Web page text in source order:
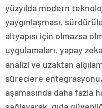
yüzyılda modern
yaygınlaşması,
altyapısı için olmazsa
uygulamaları, yapay
analizi ve uzaktan
süreçlere
aşamasında daha fazla